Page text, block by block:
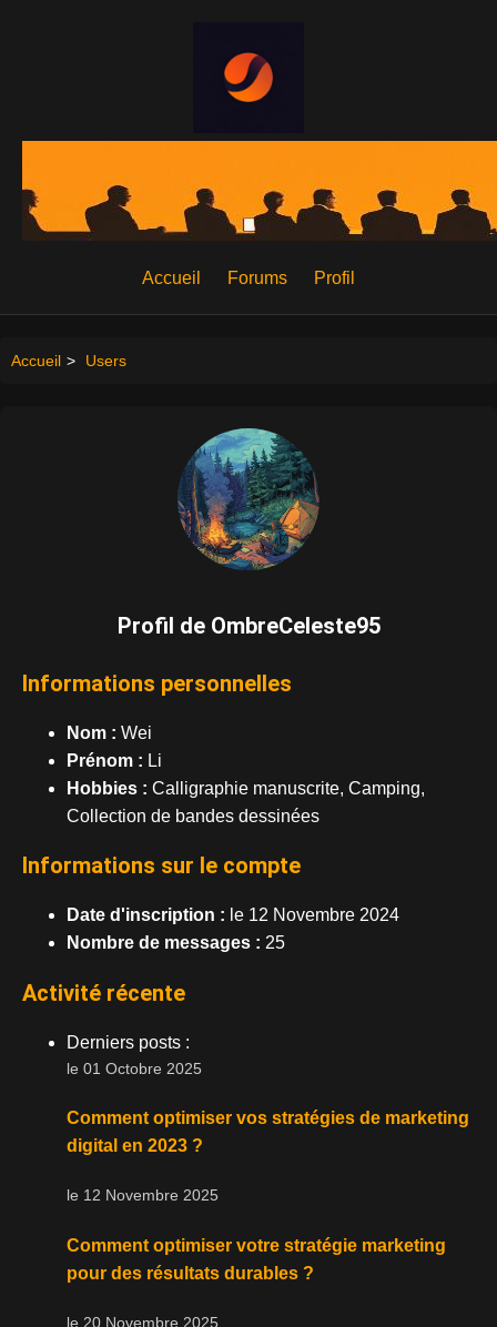
Accueil Forums Profil
Accueil > Users
Profil de OmbreCeleste95
Informations personnelles
Nom : Wei
Prénom : Li
Hobbies : Calligraphie manuscrite, Camping,
Collection de bandes dessinées
Informations sur le compte
Date d'inscription : le 12 Novembre 2024
Nombre de messages : 25
Activité récente
Derniers posts :
le 01 Octobre 2025
Comment optimiser vos stratégies de marketing
digital en 2023 ?
le 12 Novembre 2025
Comment optimiser votre stratégie marketing
pour des résultats durables ?
le 20 Novembre 2025